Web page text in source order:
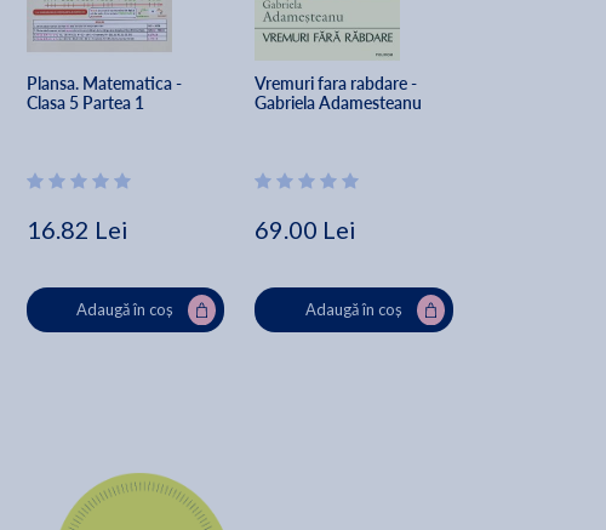
Plansa. Matematica -
Clasa 5 Partea 1
16.82 Lei
Adaugă în coș
Vremuri fara rabdare -
Gabriela Adamesteanu
69.00 Lei
Adaugă în coș